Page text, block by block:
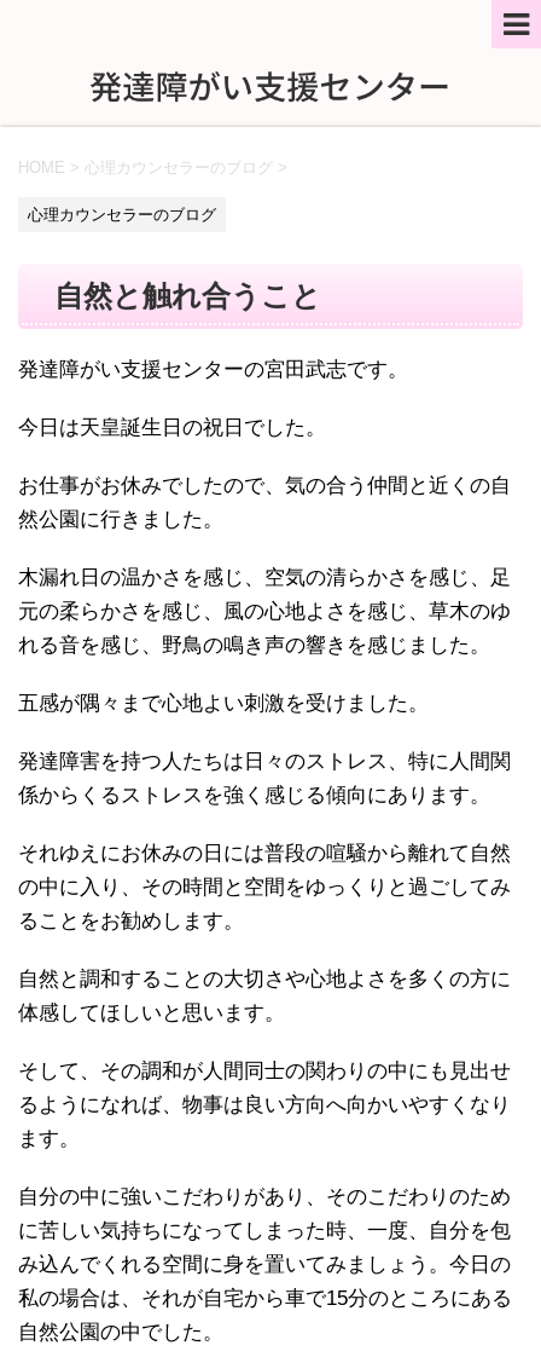
HOME > 心理カウンセラーのブログ >
心理カウンセラーのブログ
自然と触れ合うこと
発達障がい支援センターの宮田武志です。
今日は天皇誕生日の祝日でした。
お仕事がお休みでしたので、気の合う仲間と近くの自
然公園に行きました。
木漏れ日の温かさを感じ、空気の清らかさを感じ、足
元の柔らかさを感じ、風の心地よさを感じ、草木のゆ
れる音を感じ、野鳥の鳴き声の響きを感じました。
五感が隅々まで心地よい刺激を受けました。
発達障害を持つ人たちは日々のストレス、特に人間関
係からくるストレスを強く感じる傾向にあります。
それゆえにお休みの日には普段の喧騒から離れて自然
の中に入り、その時間と空間をゆっくりと過ごしてみ
ることをお勧めします。
自然と調和することの大切さや心地よさを多くの方に
体感してほしいと思います。
そして、その調和が人間同士の関わりの中にも見出せ
るようになれば、物事は良い方向へ向かいやすくなり
ます。
自分の中に強いこだわりがあり、そのこだわりのため
に苦しい気持ちになってしまった時、一度、自分を包
み込んでくれる空間に身を置いてみましょう。今日の
私の場合は、それが自宅から車で15分のところにある
自然公園の中でした。